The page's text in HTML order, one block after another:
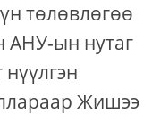
төлөвлөгөө
АНУ-ын нутаг
нүүлгэн
Жишээ